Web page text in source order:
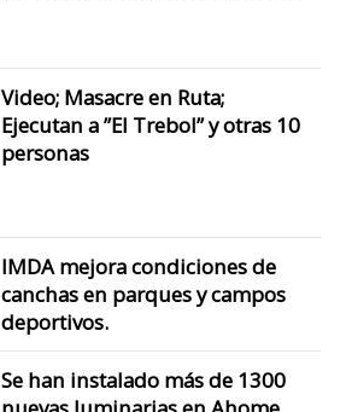
Video; Masacre en Ruta;
Ejecutan a ”El Trebol” y otras 10
personas
IMDA mejora condiciones de
canchas en parques y campos
deportivos.
Se han instalado más de 1300